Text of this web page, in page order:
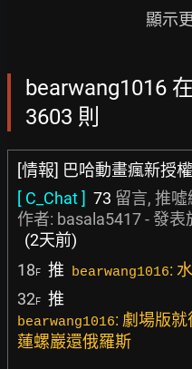
顯示
bearwang1016
3603 則
[情報] 巴哈動畫瘋新授
[ C_Chat ] 73 留言, 推噓
作者: basala5417- 發表
(2天前)
18F 推 bearwang1016:
32F 推
bearwang1016: 劇場版
蓮螺巖還俄羅斯